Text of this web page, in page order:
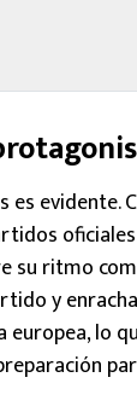
evidente.
su ritmo
y
lo